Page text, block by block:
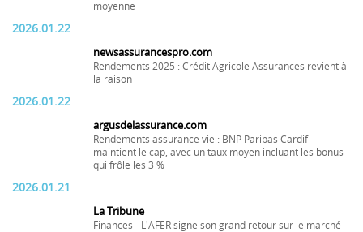
moyenne
2026.01.22
newsassurancespro.com
Rendements 2025 : Crédit Agricole Assurances revient à
la raison
2026.01.22
argusdelassurance.com
Rendements assurance vie : BNP Paribas Cardif
maintient le cap, avec un taux moyen incluant les bonus
qui frôle les 3 %
2026.01.21
La Tribune
Finances - L'AFER signe son grand retour sur le marché